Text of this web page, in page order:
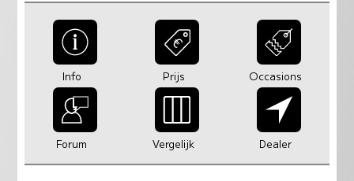
Info Prijs Occasions
Forum Vergelijk Dealer